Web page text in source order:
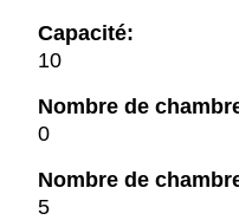
Capacité:
10
Nombre de
0
Nombre de
5